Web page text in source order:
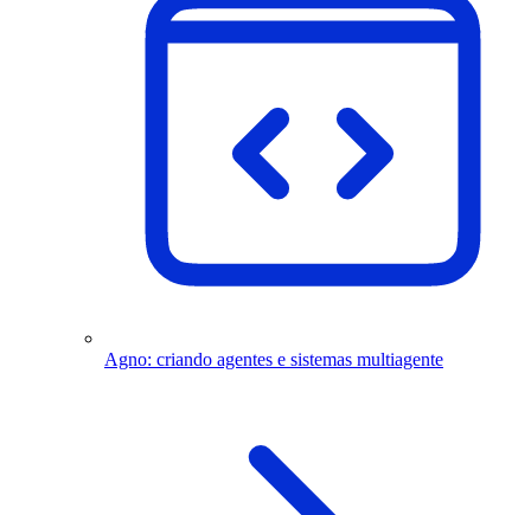
Agno: criando agentes e sistemas multiagente